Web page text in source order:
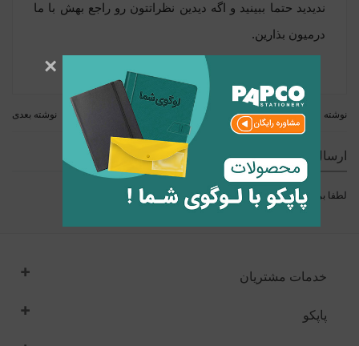
ندیدید حتما ببینید و اگه دیدین نظراتتون رو راجع بهش با ما
درمیون بذارین.
نوشته قبلی نوشته بعدی
ارسال نظر
لطفا برای ارسال نظروارد شوید.
خدمات مشتریان
پاپکو
×